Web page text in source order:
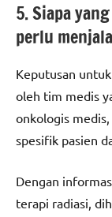
5. Siapa
perlu
Keputusan
oleh tim medis
onkologis
spesifik pasien
Dengan
terapi radiasi,